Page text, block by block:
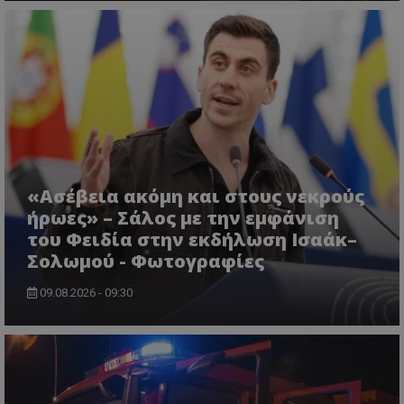
«Ασέβεια ακόμη και στους νεκρούς
ήρωες» – Σάλος με την εμφάνιση
του Φειδία στην εκδήλωση Ισαάκ–
Σολωμού - Φωτογραφίες
09.08.2026 - 09:30
VISITOR_PRIVACY_METADATA
YouTube
.youtube.com